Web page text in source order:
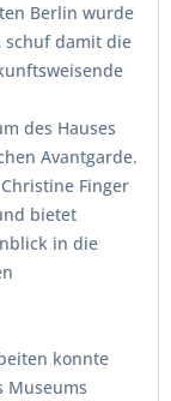
Berlin wurde
schuf damit die
des Hauses
Avantgarde.
Finger
bietet
in die
konnte
Museums